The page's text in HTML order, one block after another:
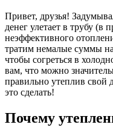
Привет, друзья!
денег улетает в трубу (в
неэффективного
тратим немалые суммы на
чтобы согреться в
вам, что можно
правильно утеплив свой
это сделать!
Почему